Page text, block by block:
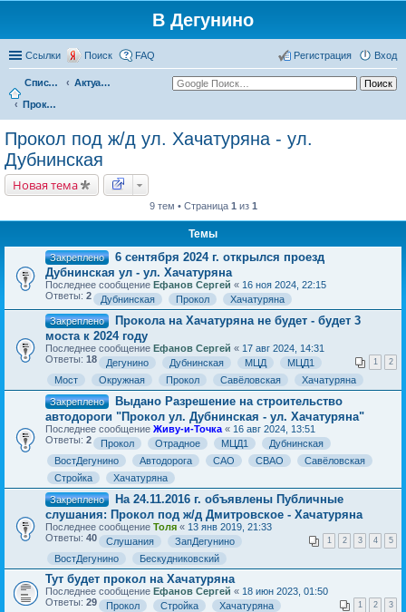
В Дегунино
Ссылки Поиск FAQ Вход
Регистрация
Список форумов
Актуальные вопросы
Прокол под ж/д ул. Хачатуряна - ул. Дубнинская
Прокол под ж/д ул. Хачатуряна - ул.
Дубнинская
Новая тема
9 тем • Страница 1 из 1
Темы
Закреплено
6 сентября 2024 г. открылся проезд
Дубнинская ул - ул. Хачатуряна
Последнее сообщение Ефанов Сергей « 16 ноя 2024, 22:15
Ответы: 2 Дубнинская Прокол
Хачатуряна
Закреплено
Прокола на Хачатуряна не будет - будет 3
моста к 2024 году
Последнее сообщение Ефанов Сергей « 17 авг 2024, 14:31
Ответы: 18 1 2
Дегунино Дубнинская МЦД
МЦД1
Мост
Окружная Прокол Савёловская
Хачатуряна
Закреплено
Выдано Разрешение на строительство
автодороги "Прокол ул. Дубнинская - ул. Хачатуряна"
Последнее сообщение Живу-и-Точка « 16 авг 2024, 13:51
Ответы: 2 Прокол Отрадное МЦД1
Дубнинская
ВостДегунино
Автодорога САО СВАО
Савёловская
Стройка
Хачатуряна
Закреплено
На 24.11.2016 г. объявлены Публичные
слушания: Прокол под ж/д Дмитровское - Хачатуряна
Последнее сообщение Толя « 13 янв 2019, 21:33
Ответы: 40 1 2 3 4 5
Слушания
ЗапДегунино
ВостДегунино
Бескудниковский
Тут будет прокол на Хачатуряна
Последнее сообщение Ефанов Сергей « 18 июн 2023, 01:50
Ответы: 29 1 2 3
Прокол Стройка Хачатуряна